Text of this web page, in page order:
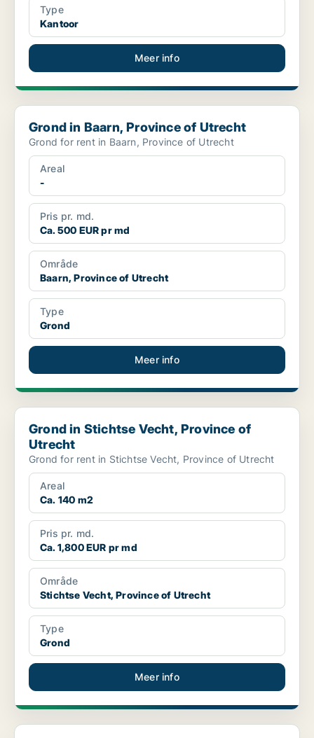
Type
Kantoor
Meer info
Grond in Baarn, Province of Utrecht
Grond in Baarn, Province of Utrecht
Grond for rent in Baarn, Province of Utrecht
Areal
-
Pris pr. md.
Ca. 500 EUR pr md
Område
Baarn, Province of Utrecht
Type
Grond
Meer info
Grond in Stichtse Vecht, Province of Utrecht
Grond in Stichtse Vecht, Province of
Utrecht
Grond for rent in Stichtse Vecht, Province of Utrecht
Areal
Ca. 140 m2
Pris pr. md.
Ca. 1,800 EUR pr md
Område
Stichtse Vecht, Province of Utrecht
Type
Grond
Meer info
Grond in Lopik, Province of Utrecht